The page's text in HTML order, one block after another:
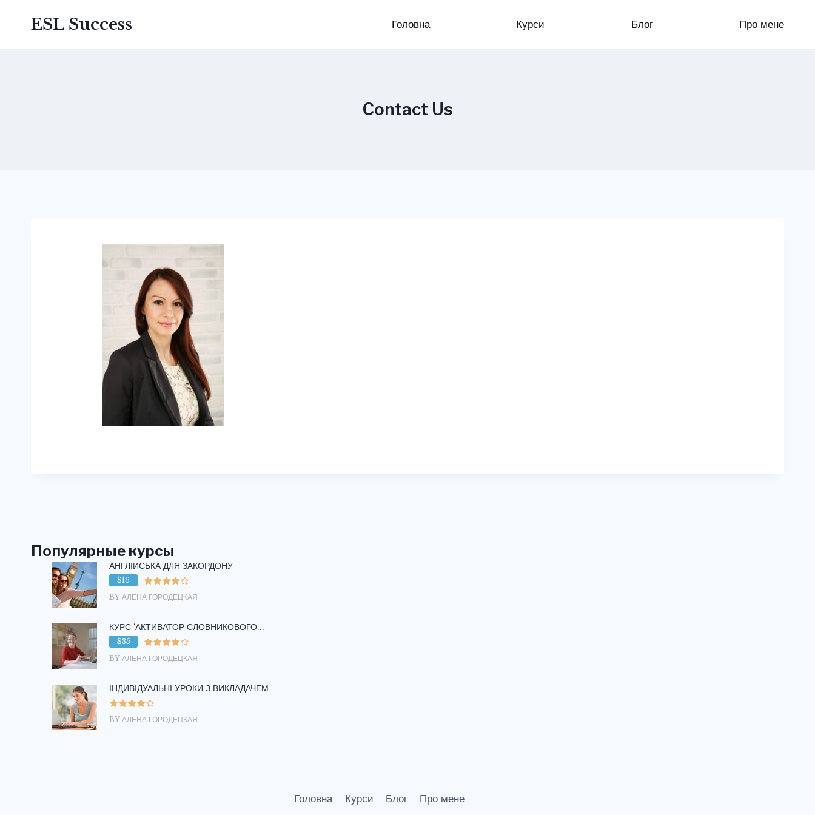
ESL Success Головна Курси Блог Про мене
Contact Us
Популярные курсы
АНГЛІЙСЬКА ДЛЯ ЗАКОРДОНУ
$16
BY АЛЕНА ГОРОДЕЦКАЯ
КУРС ‘АКТИВАТОР СЛОВНИКОВОГО...
$35
BY АЛЕНА ГОРОДЕЦКАЯ
ІНДИВІДУАЛЬНІ УРОКИ З ВИКЛАДАЧЕМ
BY АЛЕНА ГОРОДЕЦКАЯ
Головна Курси Блог Про мене